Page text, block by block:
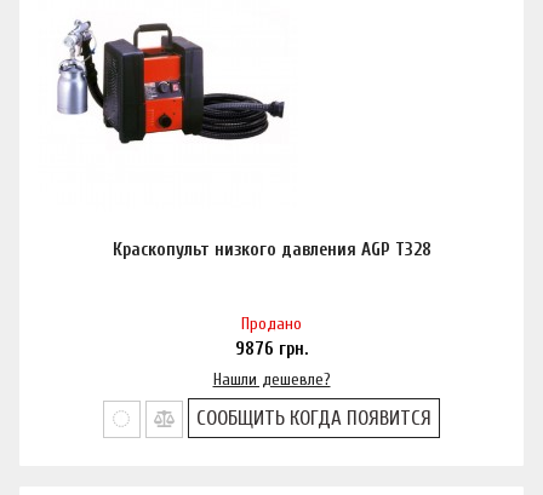
Краскопульт низкого давления AGP T328
Продано
9876 грн.
Нашли дешевле?
СООБЩИТЬ КОГДА ПОЯВИТСЯ